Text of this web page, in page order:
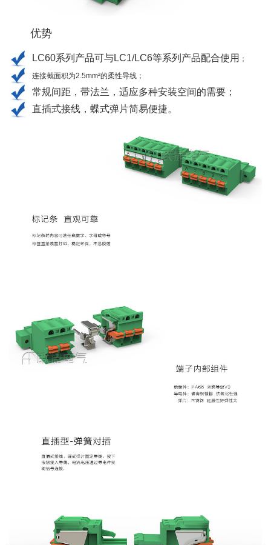
优势
LC60系列产品可与LC1/LC6等系列产品配合使用 ；
连接截面积为2.5mm²的柔性导线 ；
常规间距，带法兰，适应多种安装空间的需要；
直插式接线，蝶式弹片简易便捷。